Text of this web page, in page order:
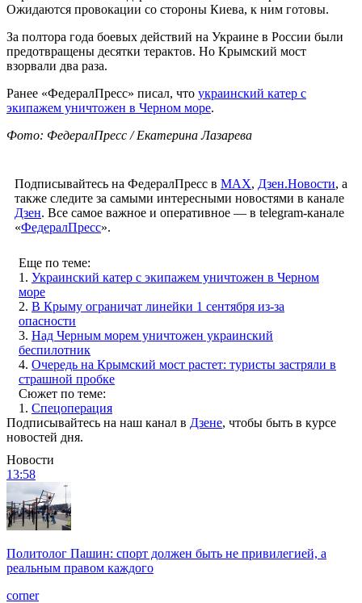
Ожидаются провокации со стороны Киева, к ним готовы.
За полтора года боевых действий на Украине в России были
предотвращены десятки терактов. Но Крымский мост
взорвали два раза.
Ранее «ФедералПресс» писал, что украинский катер с
экипажем уничтожен в Черном море.
Фото: ФедералПресс / Екатерина Лазарева
Подписывайтесь на ФедералПресс в МАХ, Дзен.Новости, а
также следите за самыми интересными новостями в канале
Дзен. Все самое важное и оперативное — в telegram-канале
«ФедералПресс».
Еще по теме:
1. Украинский катер с экипажем уничтожен в Черном
море
2. В Крыму ограничат линейки 1 сентября из-за
опасности
3. Над Черным морем уничтожен украинский
беспилотник
4. Очередь на Крымский мост растет: туристы застряли в
страшной пробке
Сюжет по теме:
1. Спецоперация
Подписывайтесь на наш канал в Дзене, чтобы быть в курсе
новостей дня.
Новости
13:58
Политолог Пашин: спорт должен быть не привилегией, а
реальным правом каждого
corner